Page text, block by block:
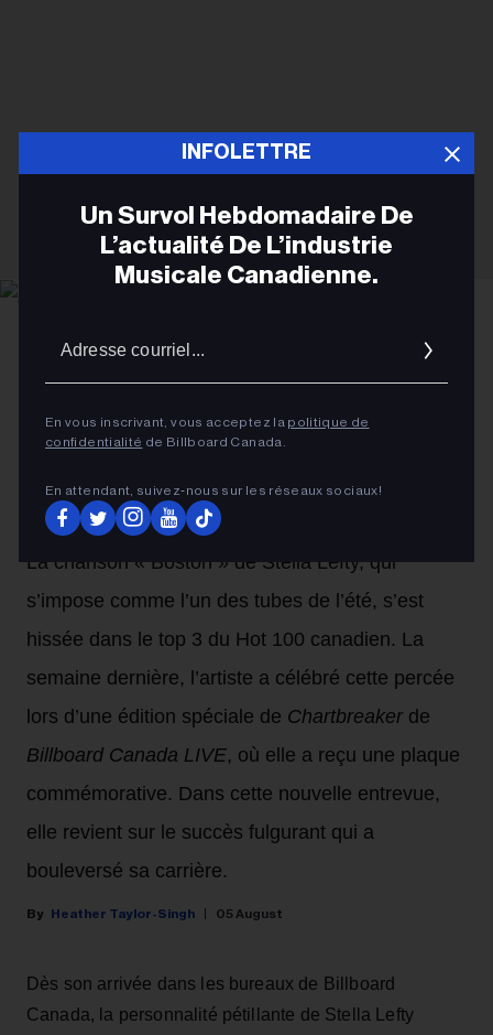
INFOLETTRE
Un Survol Hebdomadaire De
L’actualité De L’industrie
Musicale Canadienne.
En vous inscrivant, vous acceptez la politique de
confidentialité de Billboard Canada.
En attendant, suivez‑nous sur les réseaux sociaux!
FRANÇAIS
Stella Lefty célèbre avec
fulgurante de « Boston »
La chanson « Boston » de Stella Lefty, qui
s’impose comme l’un des tubes de l’été, s’est
hissée dans le top 3 du Hot 100 canadien. La
semaine dernière, l’artiste a célébré cette percée
lors d’une édition spéciale de Chartbreaker de
Billboard Canada LIVE, où elle a reçu une plaque
commémorative. Dans cette nouvelle entrevue,
elle revient sur le succès fulgurant qui a
bouleversé sa carrière.
Heather Taylor-Singh 05 August
Dès son arrivée dans les bureaux de Billboard
Canada, la personnalité pétillante de Stella Lefty